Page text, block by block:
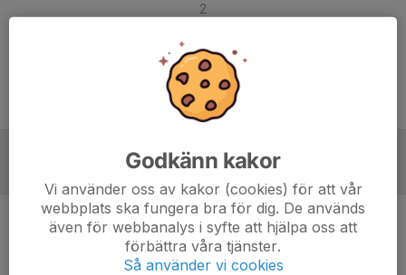
2
Samling 14:30
Laguppställning
Ingen uppställning ifylld
Godkänn kakor
Vi använder oss av kakor (cookies) för att vår
webbplats ska fungera bra för dig. De används
även för webbanalys i syfte att hjälpa oss att
förbättra våra tjänster.
Så använder vi cookies